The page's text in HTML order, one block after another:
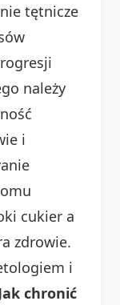
tętnicze
należy
i
cukier a
zdrowie.
i
chronić